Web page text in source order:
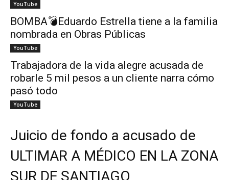
YouTube
BOMBA💣Eduardo Estrella tiene a la familia
nombrada en Obras Públicas
YouTube
Trabajadora de la vida alegre acusada de
robarle 5 mil pesos a un cliente narra cómo
pasó todo
YouTube
Juicio de fondo a acusado de
ULTIMAR A MÉDICO EN LA ZONA
SUR DE SANTIAGO